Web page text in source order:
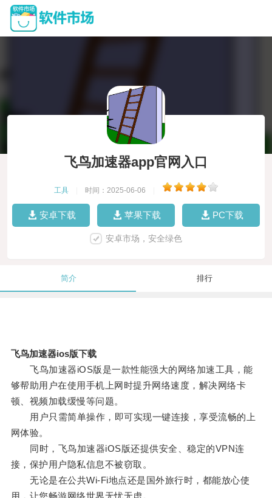
飞鸟加速器app官网入口
工具 时间：2025-06-06
安卓下载 苹果下载 PC下载
安卓市场，安全绿色
简介 排行
飞鸟加速器ios版下载
飞鸟加速器iOS版是一款性能强大的网络加速工具，能
够帮助用户在使用手机上网时提升网络速度，解决网络卡
顿、视频加载缓慢等问题。
用户只需简单操作，即可实现一键连接，享受流畅的上
网体验。
同时，飞鸟加速器iOS版还提供安全、稳定的VPN连
接，保护用户隐私信息不被窃取。
无论是在公共Wi-Fi地点还是国外旅行时，都能放心使